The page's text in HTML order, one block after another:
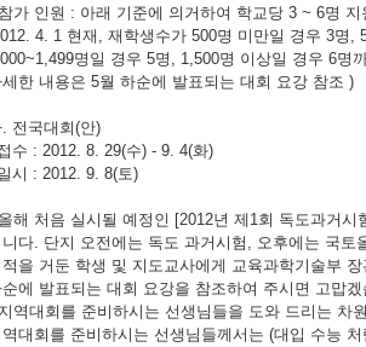
가 인원 : 아래 기준에 의거하여 학교당 3 ~ 6명 지
4. 1 현재, 재학생수가 500명 미만일 경우 3명,
명일 경우 5명, 1,500명 이상일 경우 6명
세한 내용은 5월 하순에 발표되는 대회 요강 참조 )
. 전국대회(안)
수 : 2012. 8. 29(수) - 9. 4(화)
시 : 2012. 9. 8(토)
해 처음 실시될 예정인 [2012년 제1회 독도과거
니다. 단지 오전에는 독도 과거시험, 오후에는 국
적을 거둔 학생 및 지도교사에게 교육과학기술부
에 발표되는 대회 요강을 참조하여 주시면 고맙겠
역대회를 준비하시는 선생님들을 도와 드리는 차
역대회를 준비하시는 선생님들께서는 (대입 수능